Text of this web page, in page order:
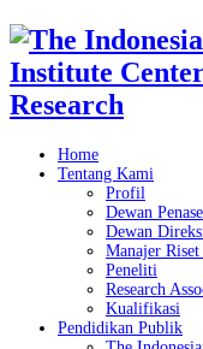
Institute
Research
Home
Tentang Kami
Profil
Dewan
Dewan
Manajer
Peneliti
Research
Kualifikasi
Pendidikan Publik